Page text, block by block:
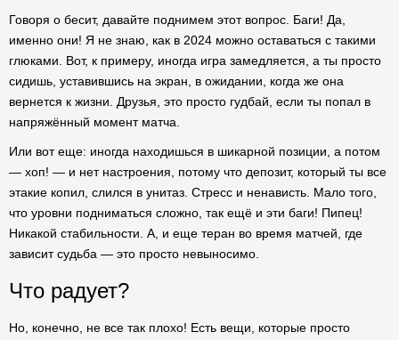
Говоря о бесит, давайте поднимем этот вопрос. Баги! Да,
именно они! Я не знаю, как в 2024 можно оставаться с такими
глюками. Вот, к примеру, иногда игра замедляется, а ты просто
сидишь, уставившись на экран, в ожидании, когда же она
вернется к жизни. Друзья, это просто гудбай, если ты попал в
напряжённый момент матча.
Или вот еще: иногда находишься в шикарной позиции, а потом
— хоп! — и нет настроения, потому что депозит, который ты все
этакие копил, слился в унитаз. Стресс и ненависть. Мало того,
что уровни подниматься сложно, так ещё и эти баги! Пипец!
Никакой стабильности. А, и еще теран во время матчей, где
зависит судьба — это просто невыносимо.
Что радует?
Но, конечно, не все так плохо! Есть вещи, которые просто